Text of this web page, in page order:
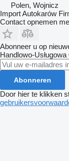
Polen, Wojnicz
Import Autokarów
Contact opnemen
Abonneer u op
Handlowo-
Abonneren
Door hier te klikken